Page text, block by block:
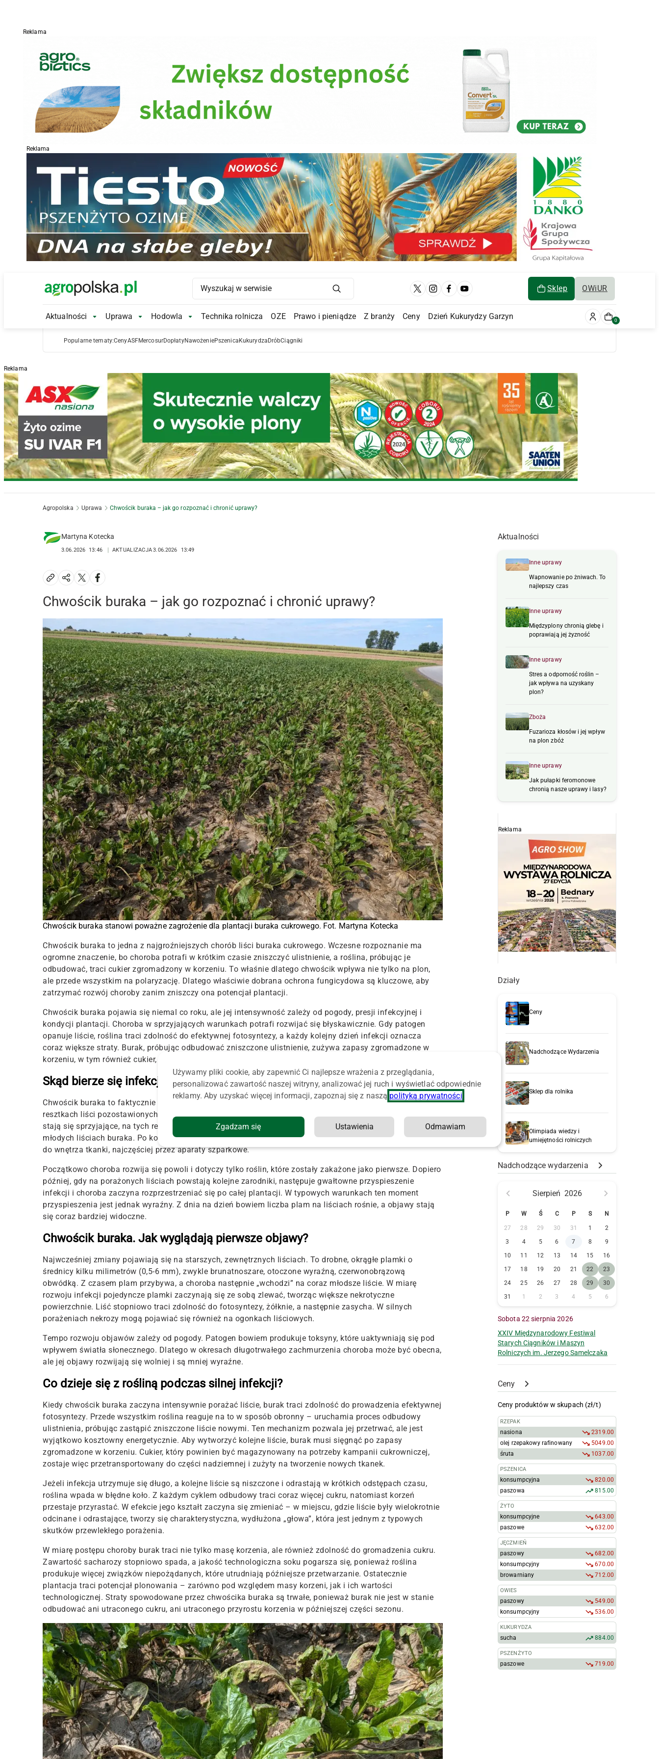
Reklama
Reklama
Main Logo Sklep OWiUR
Main Navigation
Aktualności Aktualności Submenu
Uprawa Uprawa Submenu
Hodowla Hodowla Submenu
Technika rolnicza OZE Prawo i pieniądze Z branży Ceny Dzień Kukurydzy Garzyn 0
Popularne tematy:CenyASFMercosurDopłatyNawożeniePszenica Kukurydza DróbCiągniki
Reklama
Agropolska Uprawa Chwościk buraka – jak go rozpoznać i chronić uprawy?
Martyna Kotecka
3.06.2026 13:46 AKTUALIZACJA3.06.2026 13:49
Chwościk buraka – jak go rozpoznać i chronić uprawy?
Chwościk buraka stanowi poważne zagrożenie dla plantacji buraka cukrowego. Fot. Martyna Kotecka
Chwościk buraka to jedna z najgroźniejszych chorób liści buraka cukrowego. Wczesne rozpoznanie ma
ogromne znaczenie, bo choroba potrafi w krótkim czasie zniszczyć ulistnienie, a roślina, próbując je
odbudować, traci cukier zgromadzony w korzeniu. To właśnie dlatego chwościk wpływa nie tylko na plon,
ale przede wszystkim na polaryzację. Dlatego właściwie dobrana ochrona fungicydowa są kluczowe, aby
zatrzymać rozwój choroby zanim zniszczy ona potencjał plantacji.
Chwościk buraka pojawia się niemal co roku, ale jej intensywność zależy od pogody, presji infekcyjnej i
kondycji plantacji. Choroba w sprzyjających warunkach potrafi rozwijać się błyskawicznie. Gdy patogen
opanuje liście, roślina traci zdolność do efektywnej fotosyntezy, a każdy kolejny dzień infekcji oznacza
coraz większe straty. Burak, próbując odbudować zniszczone ulistnienie, zużywa zapasy zgromadzone w
korzeniu, w tym również cukier, który powinien być magazynowany do zbioru.
Skąd bierze się infekcja?
Chwościk buraka to faktycznie niezwykle groźna choroba buraka cukrowego. Patogen zimuje głównie na
resztkach liści pozostawionych na polu oraz na chwastach z rodziny komosowatych. Wiosną, gdy warunki
stają się sprzyjające, na tych resztkach tworzą się zarodniki, które unoszą się z wiatrem i osiadają na
młodych liściach buraka. Po kontakcie z wilgotną powierzchnią liścia zarodniki kiełkują a następnie wnikają
do wnętrza tkanki, najczęściej przez aparaty szparkowe.
Początkowo choroba rozwija się powoli i dotyczy tylko roślin, które zostały zakażone jako pierwsze. Dopiero
później, gdy na porażonych liściach powstają kolejne zarodniki, następuje gwałtowne przyspieszenie
infekcji i choroba zaczyna rozprzestrzeniać się po całej plantacji. W typowych warunkach ten moment
przyspieszenia jest jednak wyraźny. Z dnia na dzień bowiem liczba plam na liściach rośnie, a objawy stają
się coraz bardziej widoczne.
Chwościk buraka. Jak wyglądają pierwsze objawy?
Najwcześniej zmiany pojawiają się na starszych, zewnętrznych liściach. To drobne, okrągłe plamki o
średnicy kilku milimetrów (0,5-6 mm), zwykle brunatnoszare, otoczone wyraźną, czerwonobrązową
obwódką. Z czasem plam przybywa, a choroba następnie „wchodzi” na coraz młodsze liście. W miarę
rozwoju infekcji pojedyncze plamki zaczynają się ze sobą zlewać, tworząc większe nekrotyczne
powierzchnie. Liść stopniowo traci zdolność do fotosyntezy, żółknie, a następnie zasycha. W silnych
porażeniach nekrozy mogą pojawiać się również na ogonkach liściowych.
Tempo rozwoju objawów zależy od pogody. Patogen bowiem produkuje toksyny, które uaktywniają się pod
wpływem światła słonecznego. Dlatego w okresach długotrwałego zachmurzenia choroba może być obecna,
ale jej objawy rozwijają się wolniej i są mniej wyraźne.
Co dzieje się z rośliną podczas silnej infekcji?
Kiedy chwościk buraka zaczyna intensywnie porażać liście, burak traci zdolność do prowadzenia efektywnej
fotosyntezy. Przede wszystkim roślina reaguje na to w sposób obronny – uruchamia proces odbudowy
ulistnienia, próbując zastąpić zniszczone liście nowymi. Ten mechanizm pozwala jej przetrwać, ale jest
wyjątkowo kosztowny energetycznie. Aby wytworzyć kolejne liście, burak musi sięgnąć po zapasy
zgromadzone w korzeniu. Cukier, który powinien być magazynowany na potrzeby kampanii cukrowniczej,
zostaje więc przetransportowany do części nadziemnej i zużyty na tworzenie nowych tkanek.
Jeżeli infekcja utrzymuje się długo, a kolejne liście są niszczone i odrastają w krótkich odstępach czasu,
roślina wpada w błędne koło. Z każdym cyklem odbudowy traci coraz więcej cukru, natomiast korzeń
przestaje przyrastać. W efekcie jego kształt zaczyna się zmieniać – w miejscu, gdzie liście były wielokrotnie
odcinane i odrastające, tworzy się charakterystyczna, wydłużona „głowa”, która jest jednym z typowych
skutków przewlekłego porażenia.
W miarę postępu choroby burak traci nie tylko masę korzenia, ale również zdolność do gromadzenia cukru.
Zawartość sacharozy stopniowo spada, a jakość technologiczna soku pogarsza się, ponieważ roślina
produkuje więcej związków niepożądanych, które utrudniają późniejsze przetwarzanie. Ostatecznie
plantacja traci potencjał plonowania – zarówno pod względem masy korzeni, jak i ich wartości
technologicznej. Straty spowodowane przez chwościka buraka są trwałe, ponieważ burak nie jest w stanie
odbudować ani utraconego cukru, ani utraconego przyrostu korzenia w późniejszej części sezonu.
Aktualności
Inne uprawy
Wapnowanie po żniwach. To
najlepszy czas
Inne uprawy
Międzyplony chronią glebę i
poprawiają jej żyzność
Inne uprawy
Stres a odporność roślin –
jak wpływa na uzyskany
plon?
Zboża
Fuzarioza kłosów i jej wpływ
na plon zbóż
Inne uprawy
Jak pułapki feromonowe
chronią nasze uprawy i lasy?
Reklama
Działy
Ceny
Nadchodzące Wydarzenia
Sklep dla rolnika
Olimpiada wiedzy i
umiejętności rolniczych
Nadchodzące wydarzenia
Sierpień 2026
P W Ś C P S N
27 28 29 30 31 1
2
3
4 5 6 7 8
9
10
11 12 13 14 15
16
17
18 19 20 21 22
23
24
25 26 27 28 29
30
31
1 2 3 4 5 6
Sobota 22 sierpnia 2026
XXIV Międzynarodowy Festiwal
Starych Ciągników i Maszyn
Rolniczych im. Jerzego Samelczaka
Ceny
Ceny produktów w skupach (zł/t)
RZEPAK
nasiona
2319.00
olej rzepakowy rafinowany
5049.00
śruta
1037.00
PSZENICA
konsumpcyjna
820.00
paszowa
815.00
ŻYTO
konsumpcyjne
643.00
paszowe
632.00
JĘCZMIEŃ
paszowy
682.00
konsumpcyjny
670.00
browarniany
712.00
OWIES
paszowy
549.00
konsumpcyjny
536.00
KUKURYDZA
sucha 884.00
PSZENŻYTO
paszowe 719.00
Używamy pliki cookie, aby zapewnić Ci najlepsze wrażenia z przeglądania,
personalizować zawartość naszej witryny, analizować jej ruch i wyświetlać odpowiednie
reklamy. Aby uzyskać więcej informacji, zapoznaj się z naszą polityką prywatności
Zgadzam się Ustawienia Odmawiam